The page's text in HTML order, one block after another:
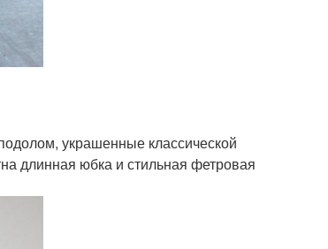
украшенные классической
длинная юбка и стильная фетровая